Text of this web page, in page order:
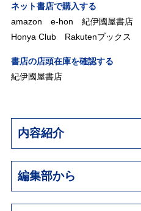
ネット書店で購入する
amazon
e-hon 紀伊國屋書店
Honya Club
Rakutenブックス
書店の店頭在庫を確認する
紀伊國屋書店
内容紹介
編集部から